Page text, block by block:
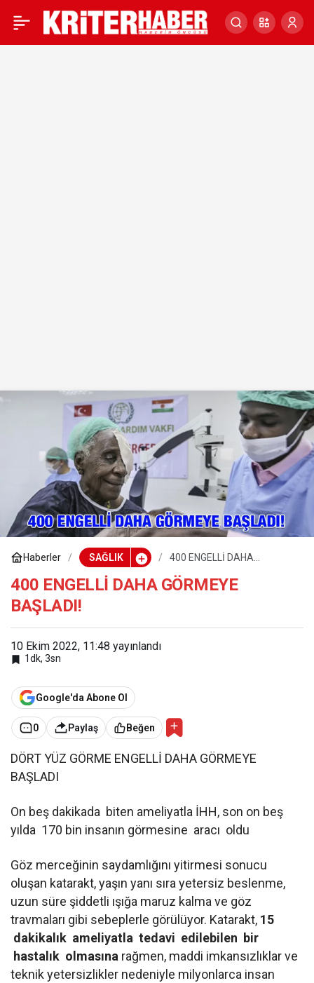
Haberler SAĞLIK
400 ENGELLİ DAHA
400 ENGELLİ DAHA GÖRMEYE
BAŞLADI!
10 Ekim 2022, 11:48 yayınlandı
1dk, 3sn
Google'da Abone Ol
0 Paylaş Beğen
DÖRT YÜZ GÖRME ENGELLİ DAHA GÖRMEYE
BAŞLADI
On beş dakikada biten ameliyatla İHH, son on beş
yılda 170 bin insanın görmesine aracı oldu
Göz merceğinin saydamlığını yitirmesi sonucu
oluşan katarakt, yaşın yanı sıra yetersiz beslenme,
uzun süre şiddetli ışığa maruz kalma ve göz
travmaları gibi sebeplerle görülüyor. Katarakt, 15
dakikalık ameliyatla tedavi edilebilen bir
hastalık olmasına rağmen, maddi imkansızlıklar ve
teknik yetersizlikler nedeniyle milyonlarca insan
400 ENGELLİ DAHA 0